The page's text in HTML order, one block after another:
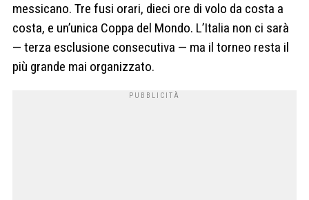
messicano. Tre fusi orari, dieci ore di volo da costa a
costa, e un’unica Coppa del Mondo. L’Italia non ci sarà
— terza esclusione consecutiva — ma il torneo resta il
più grande mai organizzato.